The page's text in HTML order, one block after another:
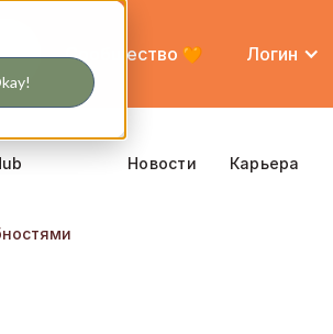
Сообщество Логин
Новости Карьера